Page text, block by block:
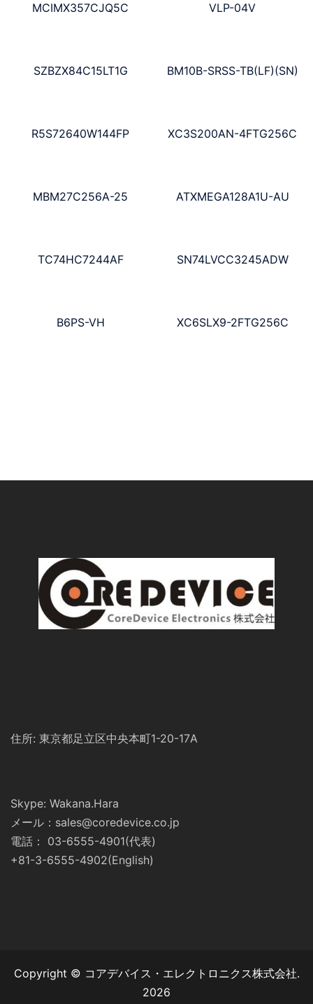
MCIMX357CJQ5C VLP-04V
SZBZX84C15LT1G BM10B-SRSS-TB(LF)(SN)
R5S72640W144FP XC3S200AN-4FTG256C
MBM27C256A-25 ATXMEGA128A1U-AU
TC74HC7244AF SN74LVCC3245ADW
B6PS-VH XC6SLX9-2FTG256C
住所: 東京都足立区中央本町1-20-17A
Skype: Wakana.Hara
メール：sales@coredevice.co.jp
電話： 03-6555-4901(代表)
+81-3-6555-4902(English)
Copyright © コアデバイス・エレクトロニクス株式会社.
2026